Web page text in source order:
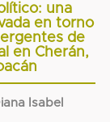
una
en torno
de
en Cherán,
Isabel